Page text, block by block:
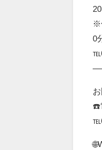
※
0
☎️